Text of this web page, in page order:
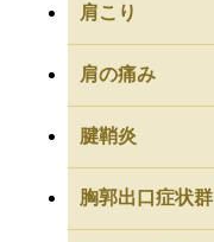
肩こり
肩の痛み
腱鞘炎
胸郭出口症状群